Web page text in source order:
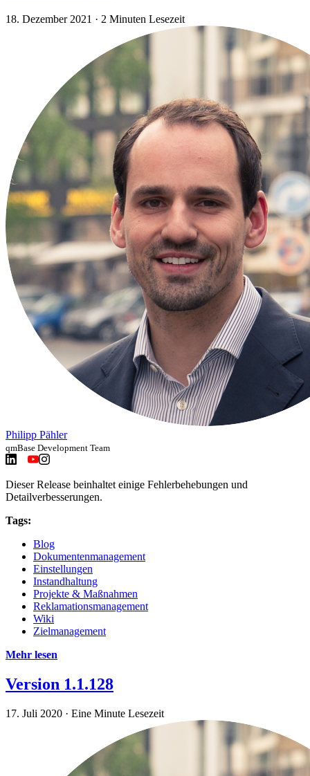
18. Dezember 2021 · 2 Minuten Lesezeit
Philipp Pähler
qmBase Development Team
Dieser Release beinhaltet einige Fehlerbehebungen und
Detailverbesserungen.
Tags:
Blog
Dokumentenmanagement
Einstellungen
Instandhaltung
Projekte & Maßnahmen
Reklamationsmanagement
Wiki
Zielmanagement
Mehr lesen
Version 1.1.128
17. Juli 2020 · Eine Minute Lesezeit